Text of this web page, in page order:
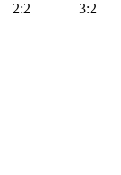
2:2 3:2